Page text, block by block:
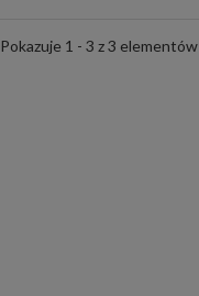
Pokazuje 1 - 3 z 3 elementów